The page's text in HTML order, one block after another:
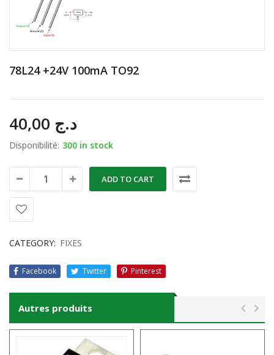
78L24 +24V 100mA TO92
د.ج
Disponibilité: 300 in stock
ADD TO CART
CATEGORY: FIXES
Facebook Twitter Pinterest
Autres produits